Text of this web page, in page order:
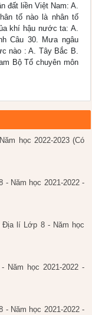
đất liền Việt Nam: A.
tố nào là nhân tố
khí hậu nước ta: A.
Câu 30. Mưa ngâu
nào : A. Tây Bắc B.
Bộ Tổ chuyên môn
học 2022-2023 (Có
Năm học 2021-2022 -
lí Lớp 8 - Năm học
học 2021-2022 -
Năm học 2021-2022 -